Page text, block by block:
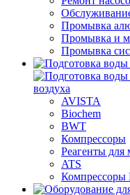
Промывка
Промывка и
Промывка
воздуха
AVISTA
Biochem
BWT
Компрессоры
Реагенты для
ATS
Компрессоры